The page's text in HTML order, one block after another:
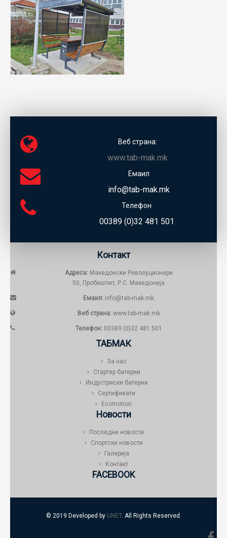
Веб страна:
www.tab-mak.mk
Емаил
info@tab-mak.mk
Телефон
00389 (0)32 481 501
Контакт
Адреса:Македонски Револуционери
50, Пробиштип, Р.С. Македонија
Емаил: info@tab-mak.mk
Веб страна: www.tab-mak.mk
Телефон:00389 (0)32 481 501
ТАБМАК
За нас
Стартер батерии
Индустриски батерии
Сертификати
Ecomotion
Новости
Последни новости
Спортски новости
Галерија
Контакт
FACEBOOK
© 2019 Developed by UNET. All Rights Reserved.